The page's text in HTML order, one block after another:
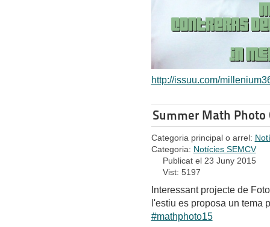
http://issuu.com/
Summer Math Photo
Categoria principal o arrel:
Categoria: Notícies SEMCV
Publicat el 23 Juny 2015
Vist: 5197
Interessant projecte de
l'estiu es proposa un tema
#mathphoto15